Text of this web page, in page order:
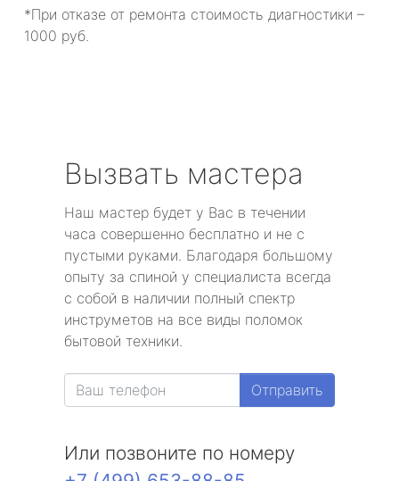
*При отказе от ремонта стоимость диагностики –
1000 руб.
Вызвать мастера
Наш мастер будет у Вас в течении
часа совершенно бесплатно и не с
пустыми руками. Благодаря большому
опыту за спиной у специалиста всегда
с собой в наличии полный спектр
инструметов на все виды поломок
бытовой техники.
Отправить
Или позвоните по номеру